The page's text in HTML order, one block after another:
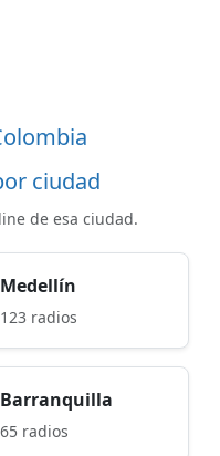
ciudad
de esa ciudad.
Medellín
123 radios
Barranquilla
65 radios